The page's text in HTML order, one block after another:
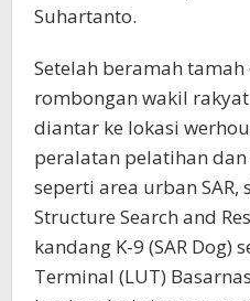
Suhartanto.
Setelah beramah
rombongan wakil
diantar ke lokasi
peralatan pelatihan
seperti area urban
Structure Search and
kandang K-9 (SAR Dog)
Terminal (LUT)